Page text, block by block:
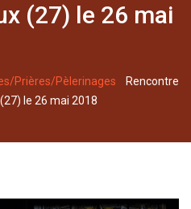
(27) le 26 mai
Prières/Pèlerinages - Rencontre
le 26 mai 2018